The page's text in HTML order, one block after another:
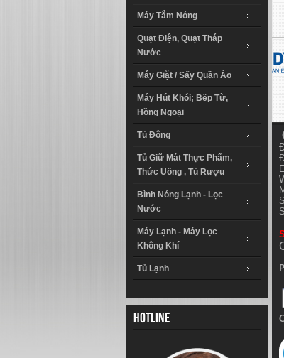
Máy Tắm Nóng
Quạt Điện, Quạt Tháp
Nước
Máy Giặt / Sấy Quần Áo
Máy Hút Khói; Bếp Từ,
Hồng Ngoại
Tủ Đông
Tủ Giữ Mát Thực Phẩm,
Thức Uống , Tủ Rượu
Bình Nóng Lạnh - Lọc
Nước
Máy Lạnh - Máy Lọc
Không Khí
Tủ Lạnh
Hotline